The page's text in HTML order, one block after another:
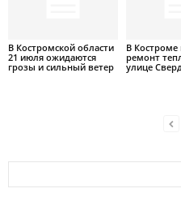
В Костромской области
21 июля ожидаются
грозы и сильный ветер
В Костроме
ремонт
улице